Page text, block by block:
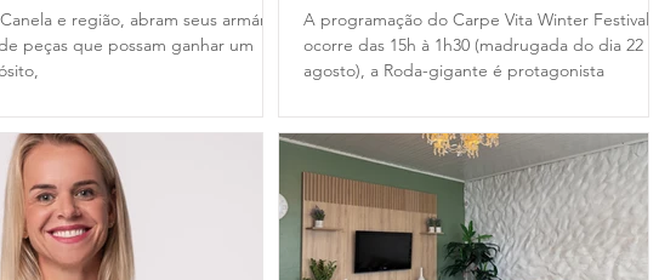
e região, abram seus armários
peças que possam ganhar um
A programação do Carpe Vita Winter Festival
ocorre das 15h à 1h30 (madrugada do dia 22 de
agosto), a Roda-gigante é protagonista